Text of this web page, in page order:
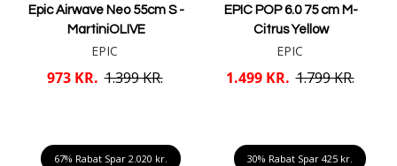
Epic Airwave Neo 55cm S -
MartiniOLIVE
EPIC
973 KR. 1.399 KR.
EPIC POP 6.0 75 cm M-
Citrus Yellow
EPIC
1.499 KR. 1.799 KR.
67% Rabat Spar 2.020 kr. 30% Rabat Spar 425 kr.